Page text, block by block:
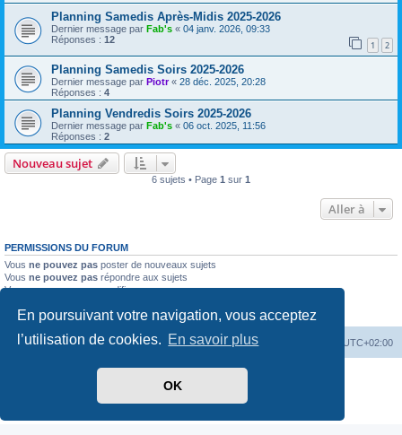
En poursuivant votre navigation, vous acceptez
l’utilisation de cookies. En savoir plus
OK
Planning Samedis Après-Midis 2025-2026
Dernier message par Fab's « 04 janv. 2026, 09:33
Réponses : 12 1 2
Planning Samedis Soirs 2025-2026
Dernier message par Piotr« 28 déc. 2025, 20:28
Réponses : 4
Planning Vendredis Soirs 2025-2026
Dernier message par Fab's « 06 oct. 2025, 11:56
Réponses : 2
Nouveau sujet
6 sujets • Page 1 sur 1
Aller à
PERMISSIONS DU FORUM
Vous ne pouvez pas poster de nouveaux sujets
Vous ne pouvez pas répondre aux sujets
Vousne pouvez pasmodifier vos messages
Vousne pouvez pasjoindre des fichiers
Accueil Forum UTC+02:00
Supprimer les cookies
Développé par
® Forum Software © phpBB Limited
Traduit par
Confidentialité|Conditions